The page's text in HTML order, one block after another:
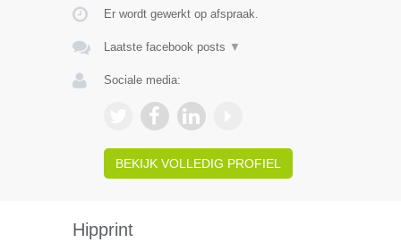
Er wordt gewerkt op afspraak.
Laatste facebook posts ▼
Sociale media:
BEKIJK VOLLEDIG PROFIEL
Hipprint